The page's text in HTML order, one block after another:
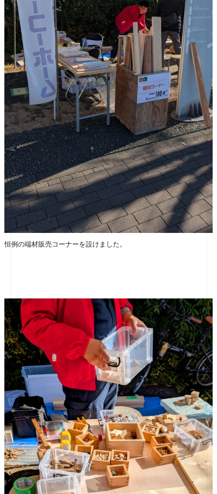
恒例の端材販売コーナーを設けました。